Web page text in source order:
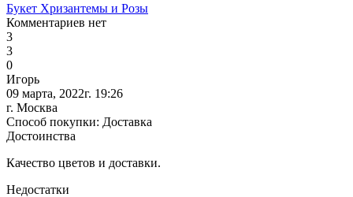
Букет Хризантемы и Розы
Комментариев нет
3
3
0
Игорь
09 марта, 2022г. 19:26
г. Москва
Способ покупки: Доставка
Достоинства
Качество цветов и доставки.
Недостатки